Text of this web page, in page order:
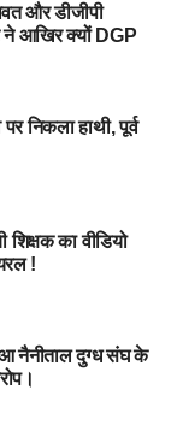
और डीजीपी
ने आखिर क्यों DGP
निकला हाथी, पूर्व
का वीडियो
!
नैनीताल दुग्ध संघ के